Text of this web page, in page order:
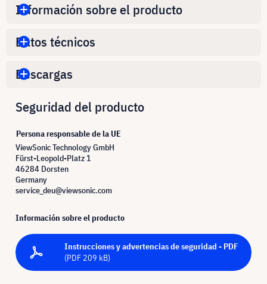
Información sobre el producto
Datos técnicos
Descargas
Seguridad del producto
Persona responsable de la UE
ViewSonic Technology GmbH
Fürst-Leopold-Platz 1
46284 Dorsten
Germany
service_deu@viewsonic.com
Información sobre el producto
Instrucciones y advertencias de seguridad - PDF
(PDF 209 kB)